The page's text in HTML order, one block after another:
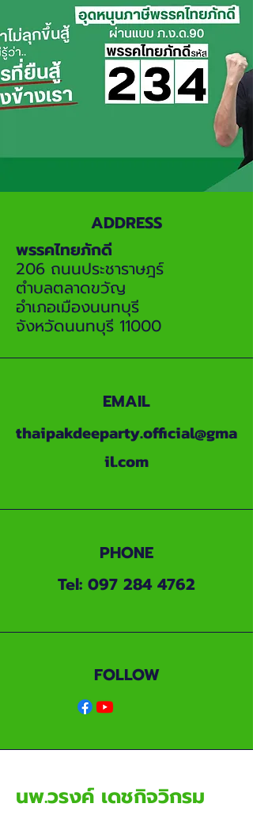
ADDRESS
พรรคไทยภักดี
206 ถนนประชาราษฎร์
ตำบลตลาดขวัญ
อำเภอเมืองนนทบุรี
จังหวัดนนทบุรี 11000
EMAIL
thaipakdeeparty.official@gma
il.com
PHONE
Tel: 097 284 4762
FOLLOW
นพ.วรงค์ เดชกิจวิกรม